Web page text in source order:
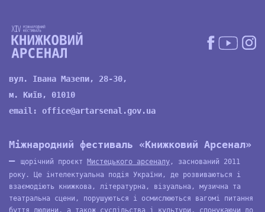
вул. Івана Мазепи, 28-30,
м. Київ, 01010
email: office@artarsenal.gov.ua
Міжнародний фестиваль «Книжковий Арсенал»
—
щорічний проєкт Мистецького арсеналу , заснований 2011
року. Це інтелектуальна подія України, де розвиваються і
взаємодіють книжкова, літературна, візуальна, музична та
театральна сцени, порушуються і осмислюються вагомі питання
буття людини, а також суспільства і культури, спонукаючи до